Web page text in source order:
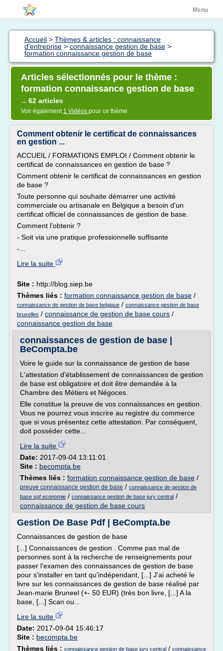
Menu
Accueil > Thèmes & articles : connaissance
d'entreprise > connaissance gestion de base >
formation connaissance gestion de base
Articles sélectionnés pour le thème :
formation connaissance gestion de base
→ 62 articles
Voir également 1 Vidéos pour ce thème
Comment obtenir le certificat de connaissances
en gestion ...
ACCUEIL / FORMATIONS EMPLOI / Comment obtenir le
certificat de connaissances en gestion de base ?
Comment obtenir le certificat de connaissances en gestion
de base ?
Toute personne qui souhaite démarrer une activité
commerciale ou artisanale en Belgique a besoin d'un
certificat officiel de connaissances de gestion de base.
Comment l'obtenir ?
- Soit via une pratique professionnelle suffisante
-...
Lire la suite
Site : http://blog.siep.be
Thèmes liés : formation connaissance gestion de base /
connaissance de gestion de base belgique / connaissance gestion de base
bruxelles / connaissance de gestion de base cours /
connaissance gestion de base
connaissances de gestion de base |
BeCompta.be
Voire le guide sur la connaissance de gestion de base
L'attestation d'établissement de connaissances de gestion
de base est obligatoire et doit être demandée à la
Chambre des Métiers et Négoces.
Elle constitue la preuve de vos connaissances en gestion.
Vous ne pourrez vous inscrire au registre du commerce
que si vous présentez cette attestation. Par conséquent,
doit posséder cette...
Lire la suite
Date: 2017-09-04 13:11:01
Site : becompta.be
Thèmes liés : formation connaissance gestion de base /
preuve connaissance gestion de base / connaissance de gestion de
base spf economie / connaissance gestion de base jury central /
connaissance de gestion de base cours
Gestion De Base Pdf | BeCompta.be
Connaissances de gestion de base
[...] Connaissances de gestion . Comme pas mal de
personnes sont à la recherche de renseignements pour
passer l'examen des connaissances de gestion de base
pour s'installer en tant qu'indépendant, [...] J'ai acheté le
livre sur les connaissances de gestion de base réalisé par
Jean-marie Bruneel (+- 50 EUR) (très bon livre, [...] A la
base, [...] Scan ou...
Lire la suite
Date: 2017-09-04 15:46:17
Site : becompta.be
Thèmes liés : connaissance gestion de base jury central / connaissance